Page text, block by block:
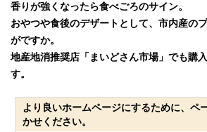
香りが強くなったら食べごろのサイン。
おやつや食後のデザートとして、市内産の
がですか。
地産地消推奨店「まいどさん市場」でも購
す。
より良いホームページにするために、ペ
かせください。